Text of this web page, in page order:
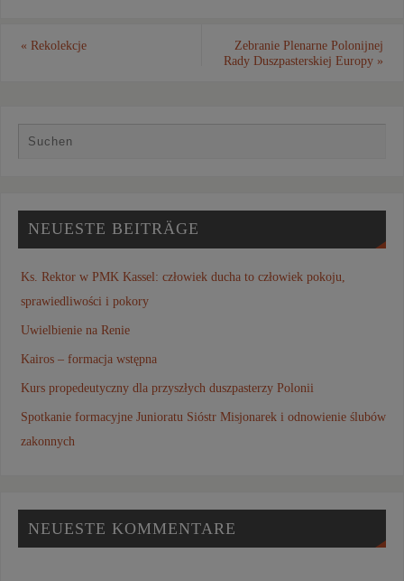
« Rekolekcje
Zebranie Plenarne Polonijnej
Rady Duszpasterskiej Europy »
NEUESTE BEITRÄGE
Ks. Rektor w PMK Kassel: człowiek ducha to człowiek pokoju,
sprawiedliwości i pokory
Uwielbienie na Renie
Kairos – formacja wstępna
Kurs propedeutyczny dla przyszłych duszpasterzy Polonii
Spotkanie formacyjne Junioratu Sióstr Misjonarek i odnowienie ślubów
zakonnych
NEUESTE KOMMENTARE